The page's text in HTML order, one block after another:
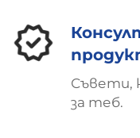
Съвети,
за теб.